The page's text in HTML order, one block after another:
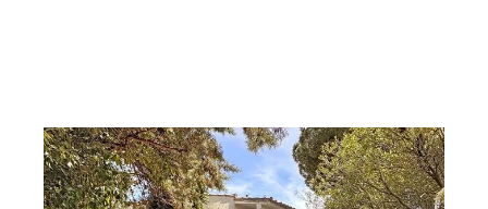
ST JEAN DE VEDAS 34
188 m2, 6 pièces
Ref : 40822